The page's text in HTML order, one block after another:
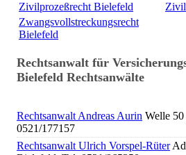
Zivilprozeßrecht Bielefeld
Zwangsvollstreckungsrecht
Bielefeld
Rechtsanwalt für
Bielefeld Rechtsanwälte
Rechtsanwalt Andreas Aurin Welle
0521/177157
Rechtsanwalt Ulrich Vorspel-Rüter